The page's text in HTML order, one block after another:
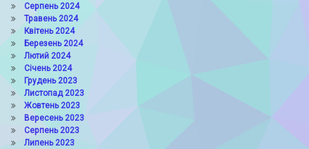
Серпень 2024
Травень 2024
Квітень 2024
Березень 2024
Лютий 2024
Січень 2024
Грудень 2023
Листопад 2023
Жовтень 2023
Вересень 2023
Серпень 2023
Липень 2023